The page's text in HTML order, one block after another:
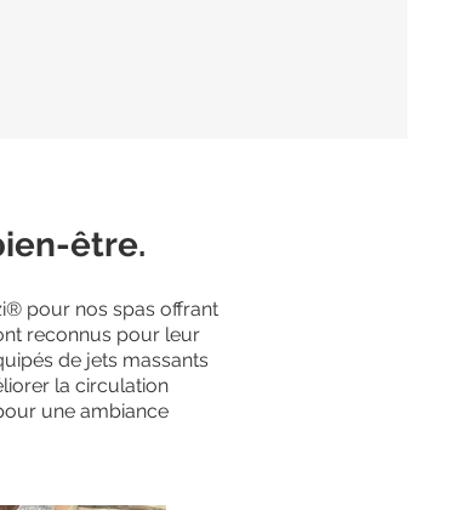
être.
pour nos spas offrant
reconnus pour leur
de jets massants
la circulation
une ambiance